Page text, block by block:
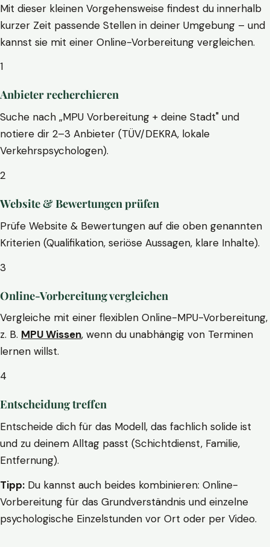
Mit dieser kleinen Vorgehensweise findest du innerhalb
kurzer Zeit passende Stellen in deiner Umgebung – und
kannst sie mit einer Online-Vorbereitung vergleichen.
1
Anbieter recherchieren
Suche nach „MPU Vorbereitung + deine Stadt" und
notiere dir 2–3 Anbieter (TÜV/DEKRA, lokale
Verkehrspsychologen).
2
Website & Bewertungen prüfen
Prüfe Website & Bewertungen auf die oben genannten
Kriterien (Qualifikation, seriöse Aussagen, klare Inhalte).
3
Online-Vorbereitung vergleichen
Vergleiche mit einer flexiblen Online-MPU-Vorbereitung,
z. B. MPU Wissen, wenn du unabhängig von Terminen
lernen willst.
4
Entscheidung treffen
Entscheide dich für das Modell, das fachlich solide ist
und zu deinem Alltag passt (Schichtdienst, Familie,
Entfernung).
Tipp: Du kannst auch beides kombinieren: Online-
Vorbereitung für das Grundverständnis und einzelne
psychologische Einzelstunden vor Ort oder per Video.